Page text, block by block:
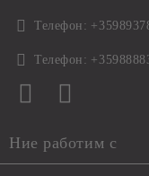
Телефон:
Телефон:
Ние работим с